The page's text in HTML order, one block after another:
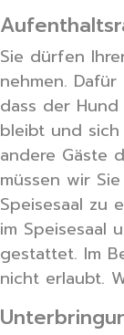
Sie dürfen
nehmen.
dass der
bleibt und
andere Gäste
müssen wir
Speisesaal zu
im Speisesaal
gestattet. Im
nicht erlaubt.